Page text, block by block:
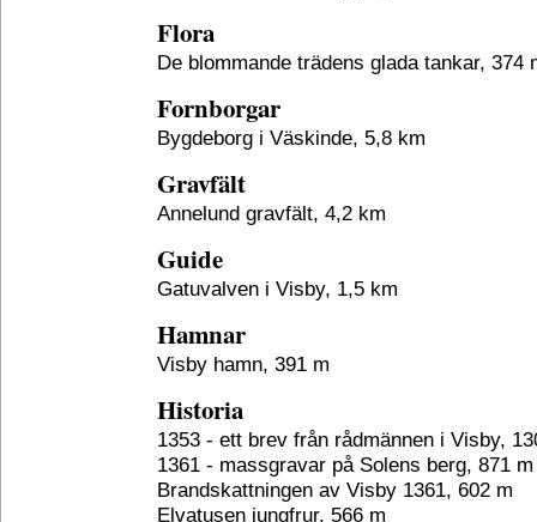
Flora
De blommande trädens glada tankar, 374
Fornborgar
Bygdeborg i Väskinde, 5,8 km
Gravfält
Annelund gravfält, 4,2 km
Guide
Gatuvalven i Visby, 1,5 km
Hamnar
Visby hamn, 391 m
Historia
1353 - ett brev från rådmännen i Visby,
1361 - massgravar på Solens berg, 871 m
Brandskattningen av Visby 1361, 602 m
Elvatusen jungfrur, 566 m